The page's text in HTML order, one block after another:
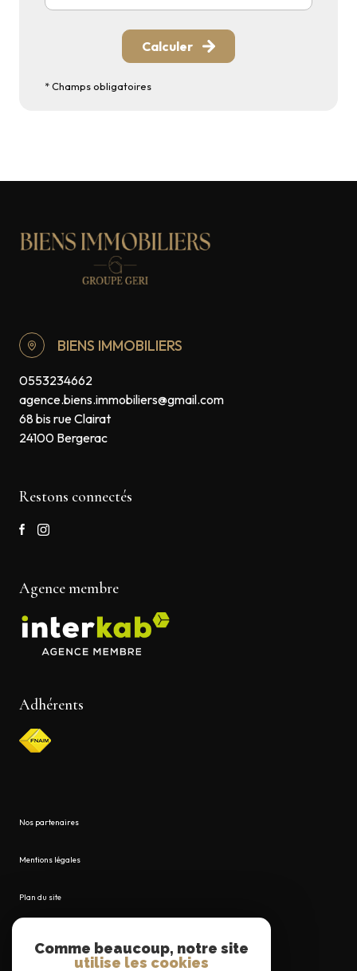
Calculer
* Champs obligatoires
BIENS IMMOBILIERS
0553234662
agence.biens.immobiliers@gmail.com
68 bis rue Clairat
24100 Bergerac
Restons connectés
Agence membre
Adhérents
Nos partenaires
Mentions légales
Plan du site
Comme beaucoup, notre site
utilise les cookies